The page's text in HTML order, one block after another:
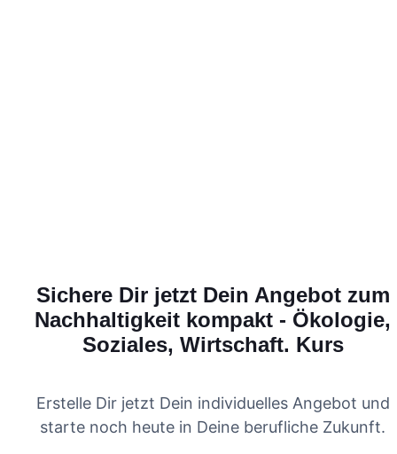
Sichere Dir jetzt Dein Angebot zum
Nachhaltigkeit kompakt - Ökologie,
Soziales, Wirtschaft. Kurs
Erstelle Dir jetzt Dein individuelles Angebot und
starte noch heute in Deine berufliche Zukunft.